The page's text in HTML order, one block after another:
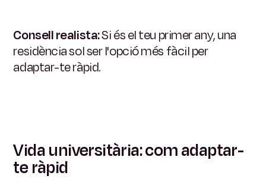
Consell realista:Si és el teu primer any, una
residència sol ser l'opció més fàcil per
adaptar-te ràpid.
Vida universitària: com adaptar-
te ràpid